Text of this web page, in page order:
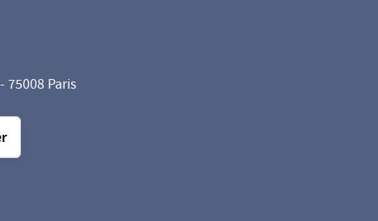
avec les réglementations. Personnalisez vos
75008 Paris